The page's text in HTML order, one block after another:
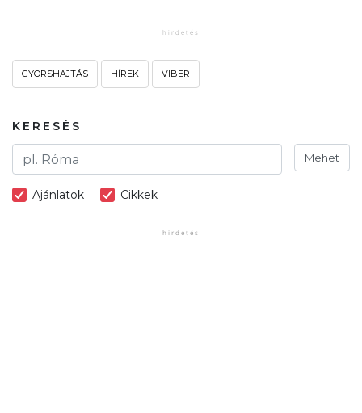
GYORSHAJTÁS HÍREK VIBER
KERESÉS
Mehet
Ajánlatok Cikkek